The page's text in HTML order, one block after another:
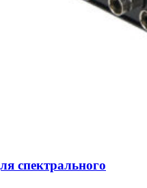
спектрального